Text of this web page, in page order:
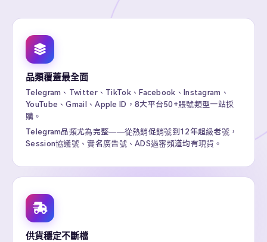
品類覆蓋最全面
Telegram、Twitter、TikTok、Facebook、Instagram、
YouTube、Gmail、Apple ID，8大平台50+賬號類型一站採
購。
Telegram品類尤為完整——從熱銷促銷號到12年超級老號，
Session協議號、實名廣告號、ADS過審頻道均有現貨。
供貨穩定不斷檔